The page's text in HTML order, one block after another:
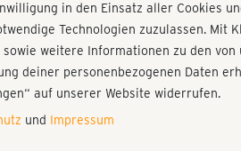
in den Einsatz aller Cookies
Technologien zuzulassen. Mit
weitere Informationen zu den von
deiner personenbezogenen Daten
auf unserer Website widerrufen.
und Impressum